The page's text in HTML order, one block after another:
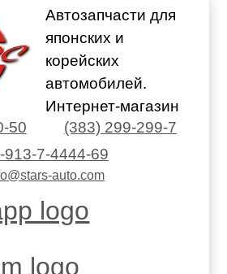
Автозапчасти для
японских и
корейских
автомобилей.
Интернет-магазин
50
(383) 299-299-7
913-7-4444-69
auto.com